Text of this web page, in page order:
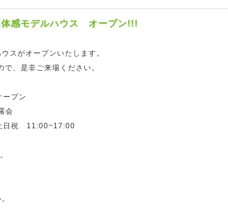
体感モデルハウス オープン!!!
スがオープンいたします。
、是非ご来場ください。
プン
会
日祝 11:00~17:00